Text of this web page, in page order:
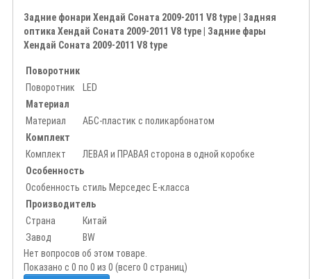
Задние фонари Хендай Соната 2009-2011 V8 type | Задняя
оптика Хендай Соната 2009-2011 V8 type | Задние фары
Хендай Соната 2009-2011 V8 type
Поворотник
Поворотник
LED
Материал
Материал
АБС-пластик с поликарбонатом
Комплект
Комплект
ЛЕВАЯ и ПРАВАЯ сторона в одной коробке
Особенность
Особенность стиль Мерседес Е-класса
Производитель
Страна
Китай
Завод
BW
Нет вопросов об этом товаре.
Показано с 0 по 0 из 0 (всего 0 страниц)